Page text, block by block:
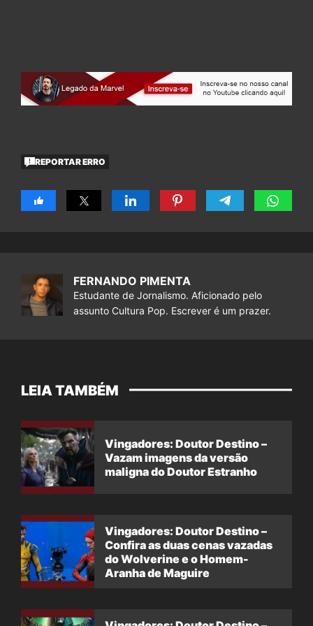
REPORTAR ERRO
FERNANDO PIMENTA
Estudante de Jornalismo. Aficionado pelo
assunto Cultura Pop. Escrever é um prazer.
LEIA TAMBÉM
Vingadores: Doutor Destino –
Vazam imagens da versão
maligna do Doutor Estranho
Vingadores: Doutor Destino –
Confira as duas cenas vazadas
do Wolverine e o Homem-
Aranha de Maguire